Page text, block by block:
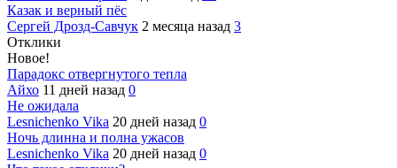
Казак и верный пёс
Сергей Дрозд-Савчук 2 месяца назад 3
Отклики
Новое!
Парадокс отвергнутого тепла
Айхо 11 дней назад 0
Не ожидала
Lesnichenko Vika 20 дней назад 0
Ночь длинна и полна ужасов
Lesnichenko Vika 20 дней назад 0